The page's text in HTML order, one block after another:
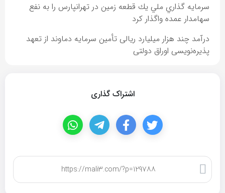
سرمايه گذاري ملي يك قطعه زمين در تهرانپارس را به نفع
سهامدار عمده واگذار كرد
درآمد چند هزار میلیارد ریالی تأمین سرمایه دماوند از تعهد
پذیره‌نویسی اوراق دولتی
اشتراک گذاری